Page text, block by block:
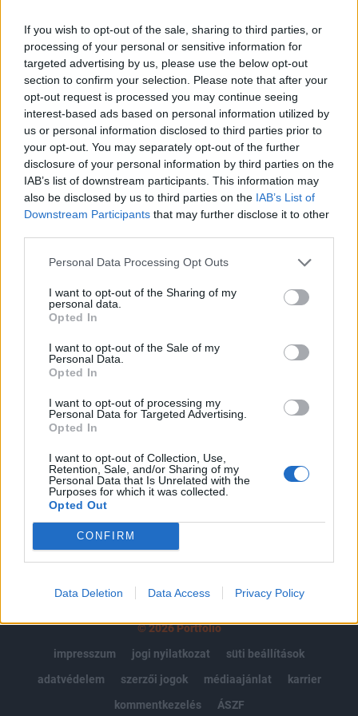
If you wish to opt-out of the sale, sharing to third parties, or
processing of your personal or sensitive information for
targeted advertising by us, please use the below opt-out
section to confirm your selection. Please note that after your
opt-out request is processed you may continue seeing
interest-based ads based on personal information utilized by
us or personal information disclosed to third parties prior to
your opt-out. You may separately opt-out of the further
disclosure of your personal information by third parties on the
IAB’s list of downstream participants. This information may
also be disclosed by us to third parties on the IAB’s List of
Downstream Participants that may further disclose it to other
Personal Data Processing Opt Outs
I want to opt-out of the Sharing of my
personal data.
Opted In
I want to opt-out of the Sale of my
Personal Data.
Opted In
I want to opt-out of processing my
Personal Data for Targeted Advertising.
Opted In
I want to opt-out of Collection, Use,
Retention, Sale, and/or Sharing of my
Personal Data that Is Unrelated with the
Purposes for which it was collected.
Opted Out
CONFIRM
Data Deletion Data Access Privacy Policy
a FTSE 100 0.2%-kal emelkedett, a CAC 40 0.1%-
kal csökkent.
Szektorszinten az alapanyagok szegmense nyújtotta a
legkiemelkedőbb teljesítményt, miután a kínai növekedési
adat optimizmust generált a bányatársaságok piacán. A
BHP Billiton 0.9%-kal gyarapodott.A gyorsjelentését
közzétevő Ericsson papírjai 5.8%-ot zuhantak, miután a
társaság a megrendelések visszaeséséről, a 2005-ös
piacbővülés várható lassulásáról és a várakozásoknak...
tartozik, melynek olvasása előfizetéses
regisztrációhoz kötött.
Az előfizetés a következőket tartalmazza:
Portfolio.hu teljes cikkarchívum
kötéslistái
MÁR ELŐFIZETŐNK VAGY?
© 2026 Portfolio
impresszum
jogi nyilatkozat
süti beállítások
adatvédelem
szerzői jogok médiaajánlat
karrier
kommentkezelés
ÁSZF